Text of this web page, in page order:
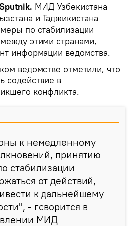
МИД Узбекистана
и Таджикистана
по стабилизации
этими странами,
информации ведомства.
ведомстве отметили, что
содействие в
конфликта.
к немедленному
принятию
стабилизации
от действий,
к дальнейшему
- говорится в
МИД